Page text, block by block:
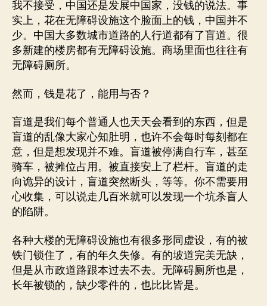
我不接受，中国还是发展中国家，没钱的说法。事
实上，花在无障碍设施这个脸面上的钱，中国并不
少。中国大多数城市道路的人行道都有了盲道。很
多新建的楼房都有无障碍设施。商场里面也往往有
无障碍厕所。
然而，钱是花了，能用与否？
盲道是我们每个普通人也天天会看到的东西，但是
盲道的乱像大家心知肚明，也许不会每时每刻都在
意，但是想发现并不难。盲道被停满自行车，甚至
骑车，被摊位占用。被直接安上了栏杆。盲道的走
向诡异的设计，盲道突然断头，等等。你不需要用
心收集，可以说走几百米就可以发现一个坑杀盲人
的陷阱。
各种大楼的无障碍设施也有很多形同虚设，有的被
铁门锁住了，有的年久失修。有的坡道完美无缺，
但是从市政道路跟本过去不去。无障碍厕所也是，
长年被锁的，缺少零件的，也比比皆是。